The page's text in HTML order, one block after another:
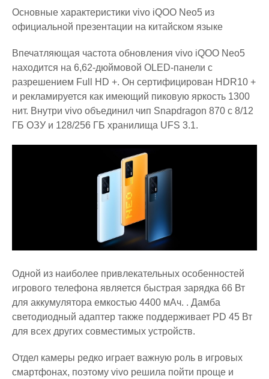
Основные характеристики vivo iQOO Neo5 из
официальной презентации на китайском языке
Впечатляющая частота обновления vivo iQOO Neo5
находится на 6,62-дюймовой OLED-панели с
разрешением Full HD +. Он сертифицирован HDR10 +
и рекламируется как имеющий пиковую яркость 1300
нит. Внутри vivo объединил чип Snapdragon 870 с 8/12
ГБ ОЗУ и 128/256 ГБ хранилища UFS 3.1.
Одной из наиболее привлекательных особенностей
игрового телефона является быстрая зарядка 66 Вт
для аккумулятора емкостью 4400 мАч. . Дамба
светодиодный адаптер также поддерживает PD 45 Вт
для всех других совместимых устройств.
Отдел камеры редко играет важную роль в игровых
смартфонах, поэтому vivo решила пойти проще и